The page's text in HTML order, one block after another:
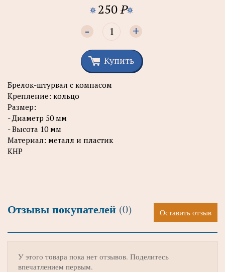
250P
- +
Купить
Брелок-штурвал с компасом
Крепление: кольцо
Размер:
- Диаметр 50 мм
- Высота 10 мм
Материал: металл и пластик
КНР
Отзывы покупателей (0) Оставить отзыв
У этого товара пока нет отзывов. Поделитесь
впечатлением первым.